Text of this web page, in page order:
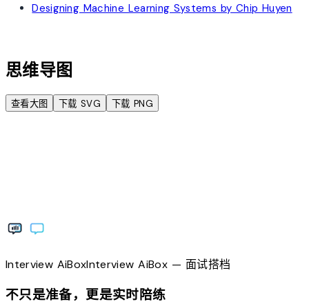
Designing Machine Learning Systems by Chip Huyen
思维导图
查看大图 下载 SVG 下载 PNG
Interview AiBoxInterviewAiBox— 面试搭档
不只是准备，更是实时陪练